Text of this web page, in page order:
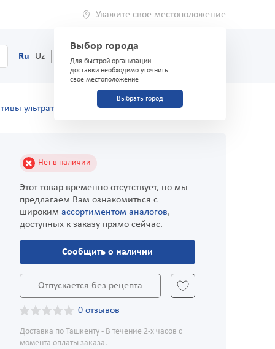
Укажите свое местоположение
Выбор города
Для быстрой организации
доставки необходимо уточнить
свое местоположение
Выбрать город
Ru Uz (71) 200-03-03
ультратонкие №3 Safex
Нет в наличии
Этот товар временно отсутствует, но мы
предлагаем Вам ознакомиться с
широким ассортиментом аналогов,
доступных к заказу прямо сейчас.
Сообщить о наличии
Отпускается без рецепта
0 отзывов
Доставка по Ташкенту - В течение 2-х часов с
момента оплаты заказа.